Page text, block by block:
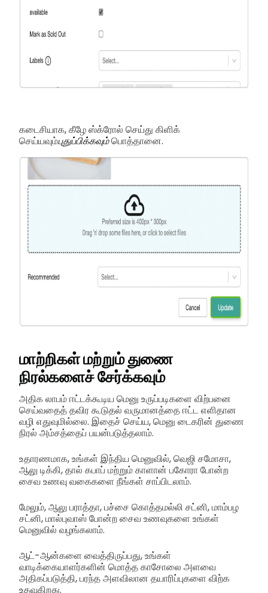
கடைசியாக, கீழே ஸ்க்ரோல் செய்து கிளிக்
செய்யவும்புதுப்பிக்கவும்பொத்தானை.
மாற்றிகள் மற்றும் துணை
நிரல்களைச் சேர்க்கவும்
அதிக லாபம் ஈட்டக்கூடிய மெனு உருப்படிகளை விற்பனை
செய்வதைத் தவிர கூடுதல் வருமானத்தை ஈட்ட எளிதான
வழி எதுவுமில்லை. இதைச் செய்ய, மெனு டைகரின் துணை
நிரல் அம்சத்தைப் பயன்படுத்தலாம்.
உதாரணமாக, உங்கள் இந்திய மெனுவில், வெஜி சமோசா,
ஆலு டிக்கி, தால் கபாப் மற்றும் காளான் பகோரா போன்ற
சைவ உணவு வகைகளை நீங்கள் சாப்பிடலாம்.
மேலும், ஆலு பராத்தா, பச்சை கொத்தமல்லி சட்னி, மாம்பழ
சட்னி, மால்புவாஸ் போன்ற சைவ உணவுகளை உங்கள்
மெனுவில் வழங்கலாம்.
ஆட்-ஆன்களை வைத்திருப்பது, உங்கள்
வாடிக்கையாளர்களின் மொத்த காசோலை அளவை
அதிகப்படுத்தி, பரந்த அளவிலான தயாரிப்புகளை விற்க
உதவுகிறது.